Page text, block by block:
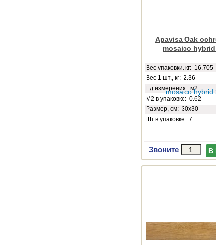
Apavisa Oak ochre
mosaico hybrid
Веc упаковки, кг: 16.705
Вес 1 шт., кг: 2.36
Ед.измерения: м2
М2 в упаковке: 0.62
Размер, см: 30x30
Шт.в упаковке: 7
Звоните В